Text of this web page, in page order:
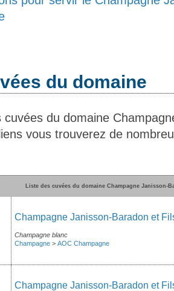
du domaine
cuvées du domaine
vous trouverez de
Liste des cuvées du domaine Champagne Janisson-
Champagne Janisson-Baradon et
Champagne blanc
Champagne > AOC Champagne
Champagne Janisson-Baradon et